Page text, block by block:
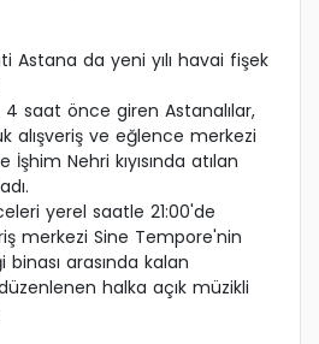
Astana da yeni yılı havai fişek
4 saat önce giren Astanalılar,
alışveriş ve eğlence merkezi
İşhim Nehri kıyısında atılan
yerel saatle 21:00'de
merkezi Sine Tempore'nin
arasında kalan
halka açık müzikli